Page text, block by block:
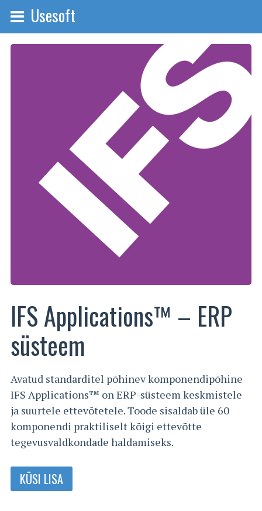
Usesoft
IFS Applications™ – ERP
süsteem
Avatud standarditel põhinev komponendipõhine
IFS Applications™ on ERP-süsteem keskmistele
ja suurtele ettevõtetele. Toode sisaldab üle 60
komponendi praktiliselt kõigi ettevõtte
tegevusvaldkondade haldamiseks.
KÜSI LISA